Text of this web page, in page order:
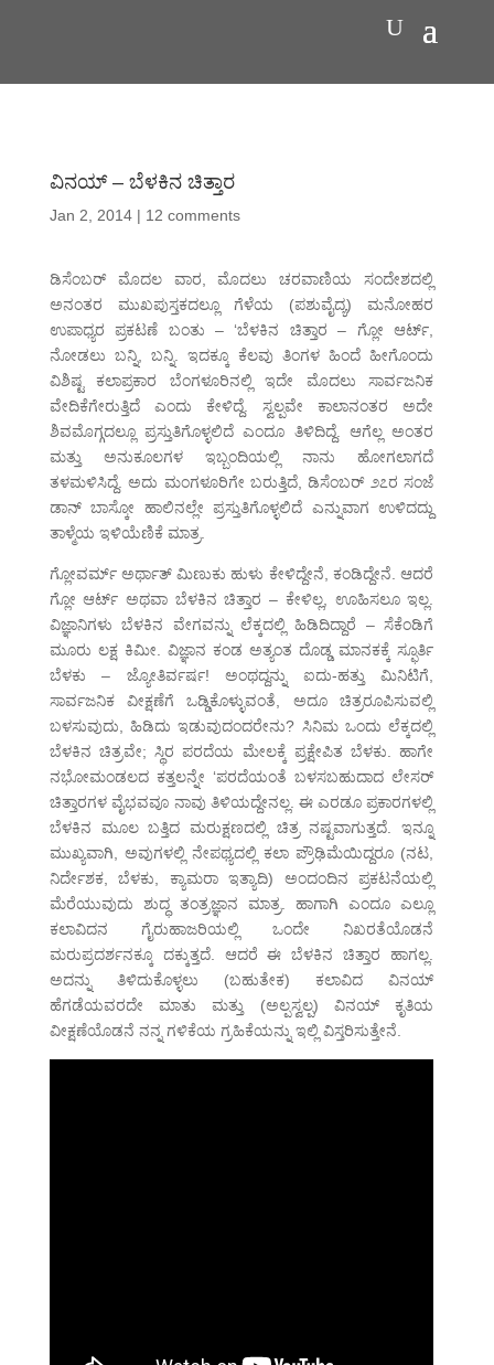
ವಿನಯ್ – ಬೆಳಕಿನ ಚಿತ್ತಾರ
Jan 2, 2014| 12 comments
ಡಿಸೆಂಬರ್ ಮೊದಲ ವಾರ, ಮೊದಲು ಚರವಾಣಿಯ ಸಂದೇಶದಲ್ಲಿ
ಅನಂತರ ಮುಖಪುಸ್ತಕದಲ್ಲೂ ಗೆಳೆಯ (ಪಶುವೈದ್ಯ) ಮನೋಹರ
ಉಪಾಧ್ಯರ ಪ್ರಕಟಣೆ ಬಂತು – ‘ಬೆಳಕಿನ ಚಿತ್ತಾರ – ಗ್ಲೋ ಆರ್ಟ್,
ನೋಡಲು ಬನ್ನಿ, ಬನ್ನಿ. ಇದಕ್ಕೂ ಕೆಲವು ತಿಂಗಳ ಹಿಂದೆ ಹೀಗೊಂದು
ವಿಶಿಷ್ಟ ಕಲಾಪ್ರಕಾರ ಬೆಂಗಳೂರಿನಲ್ಲಿ ಇದೇ ಮೊದಲು ಸಾರ್ವಜನಿಕ
ವೇದಿಕೆಗೇರುತ್ತಿದೆ ಎಂದು ಕೇಳಿದ್ದೆ. ಸ್ವಲ್ಪವೇ ಕಾಲಾನಂತರ ಅದೇ
ಶಿವಮೊಗ್ಗದಲ್ಲೂ ಪ್ರಸ್ತುತಿಗೊಳ್ಳಲಿದೆ ಎಂದೂ ತಿಳಿದಿದ್ದೆ. ಆಗೆಲ್ಲ ಅಂತರ
ಮತ್ತು ಅನುಕೂಲಗಳ ಇಬ್ಬಂದಿಯಲ್ಲಿ ನಾನು ಹೋಗಲಾಗದೆ
ತಳಮಳಿಸಿದ್ದೆ. ಅದು ಮಂಗಳೂರಿಗೇ ಬರುತ್ತಿದೆ, ಡಿಸೆಂಬರ್ ೨೭ರ ಸಂಜೆ
ಡಾನ್ ಬಾಸ್ಕೋ ಹಾಲಿನಲ್ಲೇ ಪ್ರಸ್ತುತಿಗೊಳ್ಳಲಿದೆ ಎನ್ನುವಾಗ ಉಳಿದದ್ದು
ತಾಳ್ಮೆಯ ಇಳಿಯೆಣಿಕೆ ಮಾತ್ರ.
ಗ್ಲೋವರ್ಮ್ ಅರ್ಥಾತ್ ಮಿಣುಕು ಹುಳು ಕೇಳಿದ್ದೇನೆ, ಕಂಡಿದ್ದೇನೆ. ಆದರೆ
ಗ್ಲೋ ಆರ್ಟ್ ಅಥವಾ ಬೆಳಕಿನ ಚಿತ್ತಾರ – ಕೇಳಿಲ್ಲ, ಊಹಿಸಲೂ ಇಲ್ಲ.
ವಿಜ್ಞಾನಿಗಳು ಬೆಳಕಿನ ವೇಗವನ್ನು ಲೆಕ್ಕದಲ್ಲಿ ಹಿಡಿದಿದ್ದಾರೆ – ಸೆಕೆಂಡಿಗೆ
ಮೂರು ಲಕ್ಷ ಕಿಮೀ. ವಿಜ್ಞಾನ ಕಂಡ ಅತ್ಯಂತ ದೊಡ್ಡ ಮಾನಕಕ್ಕೆ ಸ್ಫೂರ್ತಿ
ಬೆಳಕು – ಜ್ಯೋತಿರ್ವರ್ಷ! ಅಂಥದ್ದನ್ನು ಐದು-ಹತ್ತು ಮಿನಿಟಿಗೆ,
ಸಾರ್ವಜನಿಕ ವೀಕ್ಷಣೆಗೆ ಒಡ್ಡಿಕೊಳ್ಳುವಂತೆ, ಅದೂ ಚಿತ್ರರೂಪಿಸುವಲ್ಲಿ
ಬಳಸುವುದು, ಹಿಡಿದು ಇಡುವುದಂದರೇನು? ಸಿನಿಮ ಒಂದು ಲೆಕ್ಕದಲ್ಲಿ
ಬೆಳಕಿನ ಚಿತ್ರವೇ; ಸ್ಥಿರ ಪರದೆಯ ಮೇಲಕ್ಕೆ ಪ್ರಕ್ಷೇಪಿತ ಬೆಳಕು. ಹಾಗೇ
ನಭೋಮಂಡಲದ ಕತ್ತಲನ್ನೇ ‘ಪರದೆಯಂತೆ ಬಳಸಬಹುದಾದ ಲೇಸರ್
ಚಿತ್ತಾರಗಳ ವೈಭವವೂ ನಾವು ತಿಳಿಯದ್ದೇನಲ್ಲ. ಈ ಎರಡೂ ಪ್ರಕಾರಗಳಲ್ಲಿ
ಬೆಳಕಿನ ಮೂಲ ಬತ್ತಿದ ಮರುಕ್ಷಣದಲ್ಲಿ ಚಿತ್ರ ನಷ್ಟವಾಗುತ್ತದೆ. ಇನ್ನೂ
ಮುಖ್ಯವಾಗಿ, ಅವುಗಳಲ್ಲಿ ನೇಪಥ್ಯದಲ್ಲಿ ಕಲಾ ಪ್ರೌಢಿಮೆಯಿದ್ದರೂ (ನಟ,
ನಿರ್ದೇಶಕ, ಬೆಳಕು, ಕ್ಯಾಮರಾ ಇತ್ಯಾದಿ) ಅಂದಂದಿನ ಪ್ರಕಟನೆಯಲ್ಲಿ
ಮೆರೆಯುವುದು ಶುದ್ಧ ತಂತ್ರಜ್ಞಾನ ಮಾತ್ರ. ಹಾಗಾಗಿ ಎಂದೂ ಎಲ್ಲೂ
ಕಲಾವಿದನ ಗೈರುಹಾಜರಿಯಲ್ಲಿ ಒಂದೇ ನಿಖರತೆಯೊಡನೆ
ಮರುಪ್ರದರ್ಶನಕ್ಕೂ ದಕ್ಕುತ್ತದೆ. ಆದರೆ ಈ ಬೆಳಕಿನ ಚಿತ್ತಾರ ಹಾಗಲ್ಲ.
ಅದನ್ನು ತಿಳಿದುಕೊಳ್ಳಲು (ಬಹುತೇಕ) ಕಲಾವಿದ ವಿನಯ್
ಹೆಗಡೆಯವರದೇ ಮಾತು ಮತ್ತು (ಅಲ್ಪಸ್ವಲ್ಪ) ವಿನಯ್ ಕೃತಿಯ
ವೀಕ್ಷಣೆಯೊಡನೆ ನನ್ನ ಗಳಿಕೆಯ ಗ್ರಹಿಕೆಯನ್ನು ಇಲ್ಲಿ ವಿಸ್ತರಿಸುತ್ತೇನೆ.